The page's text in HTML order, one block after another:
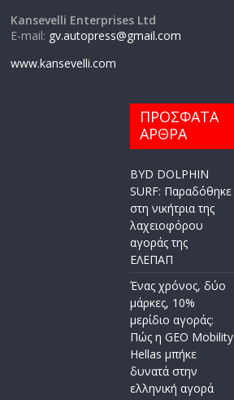
Kansevelli Enterprises Ltd
E-mail: gv.autopress@gmail.com
www.kansevelli.com
ΠΡΟΣΦΑΤΑ
ΑΡΘΡΑ
BYD DOLPHIN
SURF: Παραδόθηκε
στη νικήτρια της
λαχειοφόρου
αγοράς της
ΕΛΕΠΑΠ
Ένας χρόνος, δύο
μάρκες, 10%
μερίδιο αγοράς:
Πώς η GEO Mobility
Hellas μπήκε
δυνατά στην
ελληνική αγορά